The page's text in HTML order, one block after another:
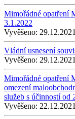
Mimořádné opatření
3.1.2022
Vyvěšeno: 29.12.2021
Vládní usnesení
Vyvěšeno: 29.12.2021
Mimořádné opatření
omezení
služeb s účinností od
Vyvěšeno: 22.12.2021